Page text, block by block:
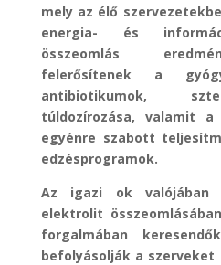
mely az élő
energia- és
összeomlás
felerősítenek a
antibiotikumok,
túldozírozása, valamit
egyénre szabott
edzésprogramok.
Az igazi ok valójában
elektrolit
forgalmában
befolyásolják a szerveket